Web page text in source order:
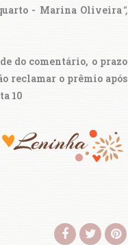
- Marina Oliveira",
do comentário, o prazo
reclamar o prêmio após
10